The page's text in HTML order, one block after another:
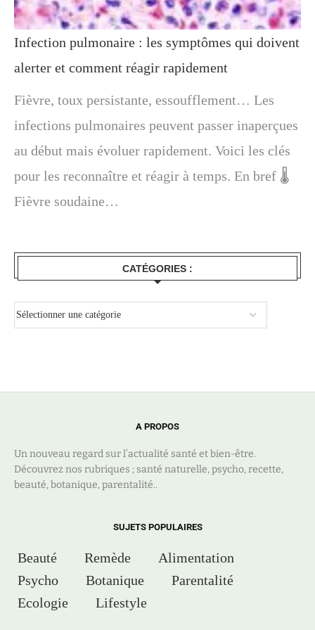
Infection pulmonaire : les symptômes qui doivent
alerter et comment réagir rapidement
Fièvre, toux persistante, essoufflement… Les
infections pulmonaires peuvent passer inaperçues
au début mais évoluer rapidement. Voici les clés
pour les reconnaître et réagir à temps. En bref 🌡️
Fièvre soudaine…
CATÉGORIES :
A PROPOS
Un nouveau regard sur l’actualité santé et bien-être.
Découvrez nos rubriques ; santé naturelle, psycho, recette,
beauté, botanique, parentalité..
SUJETS POPULAIRES
Beauté Remède
Alimentation
Psycho
Botanique
Parentalité
Ecologie
Lifestyle